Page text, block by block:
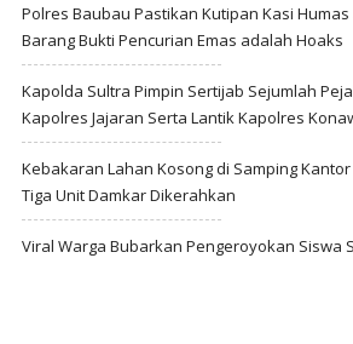
Polres Baubau Pastikan Kutipan Kasi Humas
Barang Bukti Pencurian Emas adalah Hoaks
Kapolda Sultra Pimpin Sertijab Sejumlah
Kapolres Jajaran Serta Lantik Kapolres
Kebakaran Lahan Kosong di Samping
Tiga Unit Damkar Dikerahkan
Viral Warga Bubarkan Pengeroyokan Siswa